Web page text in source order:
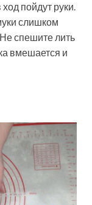
пойдут руки.
слишком
спешите лить
вмешается и